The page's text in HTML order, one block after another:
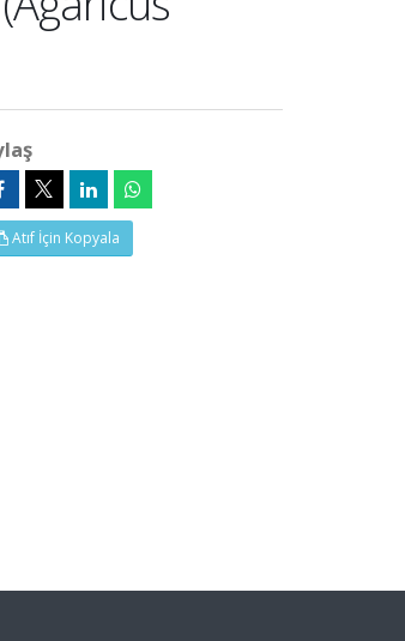
Atıf İçin Kopyala